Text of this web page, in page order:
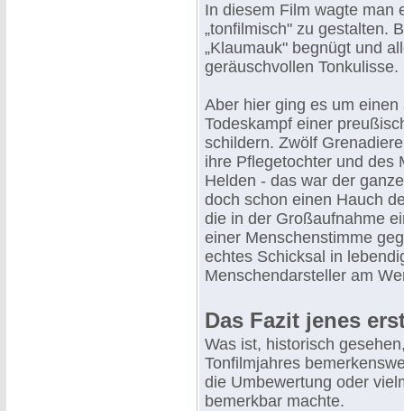
In diesem Film wagte man
„tonfilmisch" zu gestalten.
„Klaumauk" begnügt und
geräuschvollen Tonkulisse.
Aber hier ging es um
Todeskampf einer
schildern. Zwölf
ihre Pflegetochter und des
Helden - das war der
doch schon einen Hauch
die in der Großaufnahme
einer Menschenstimme
echtes Schicksal in
Menschendarsteller am
Das Fazit jenes
Was ist, historisch
Tonfilmjahres
die Umbewertung oder
bemerkbar machte.